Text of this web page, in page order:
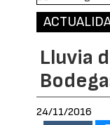
Lluvia
24/11/2016